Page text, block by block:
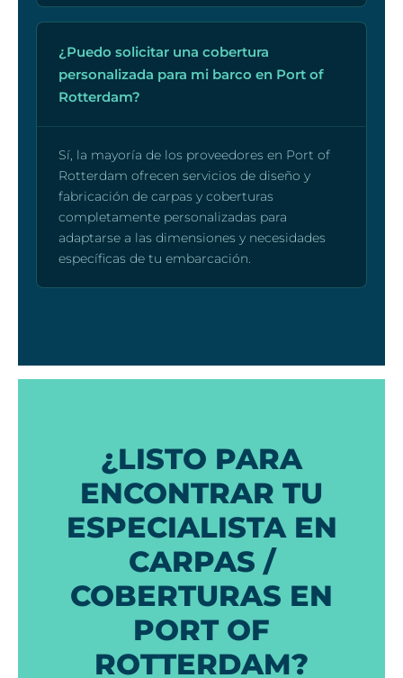
¿Puedo solicitar una cobertura
personalizada para mi barco en Port of
Rotterdam?
Sí, la mayoría de los proveedores en Port of
Rotterdam ofrecen servicios de diseño y
fabricación de carpas y coberturas
completamente personalizadas para
adaptarse a las dimensiones y necesidades
específicas de tu embarcación.
¿LISTO PARA
ENCONTRAR TU
ESPECIALISTA EN
CARPAS /
COBERTURAS EN
PORT OF
ROTTERDAM?